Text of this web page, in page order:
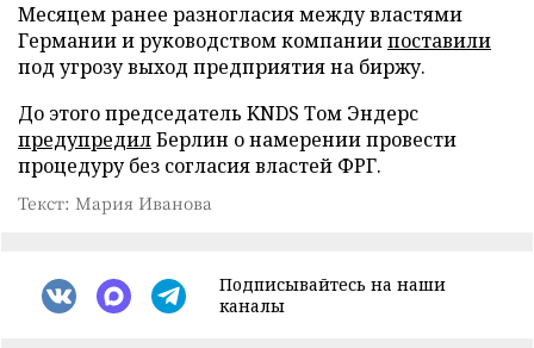
Месяцем ранее разногласия между властями
Германии и руководством компаниипоставили
под угрозу выход предприятия на биржу.
До этого председатель KNDS Том Эндерс
предупредилБерлин о намерении провести
процедуру без согласия властей ФРГ.
Текст: Мария Иванова
Подписывайтесь на наши
каналы